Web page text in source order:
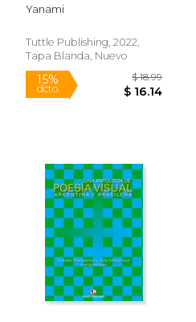
dcto.
Beginner's Guide
Drawings) (en Inglés)
Yanami
Tuttle Publishing, 2022,
Tapa Blanda, Nuevo